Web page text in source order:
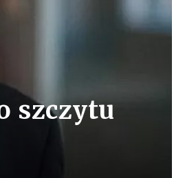
szczytu